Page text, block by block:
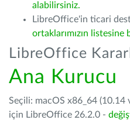
alabilirsiniz.
LibreOffice'in ticari
ortaklarımızın listesine
LibreOffice
Ana Kurucu
Seçili: macOS x86_64 (10.14
için LibreOffice 26.2.0 -